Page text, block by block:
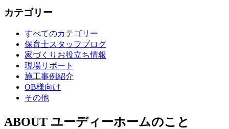
カテゴリー
すべてのカテゴリー
保育士スタッフブログ
家づくりお役立ち情報
現場リポート
施工事例紹介
OB様向け
その他
ABOUT ユーディーホームのこと